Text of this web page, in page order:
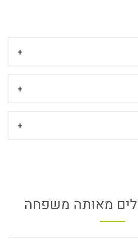
מאותה משפחה